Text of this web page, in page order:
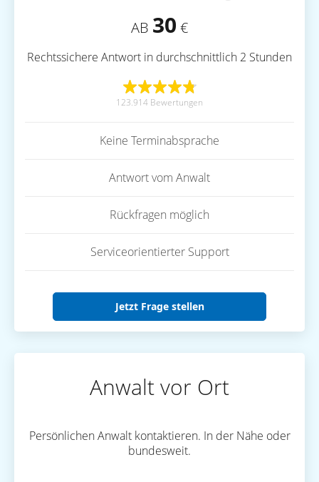
AB 30 €
Rechtssichere Antwort in durchschnittlich 2 Stunden
123.914 Bewertungen
Keine Terminabsprache
Antwort vom Anwalt
Rückfragen möglich
Serviceorientierter Support
Jetzt Frage stellen
Anwalt vor Ort
Persönlichen Anwalt kontaktieren. In der Nähe oder
bundesweit.